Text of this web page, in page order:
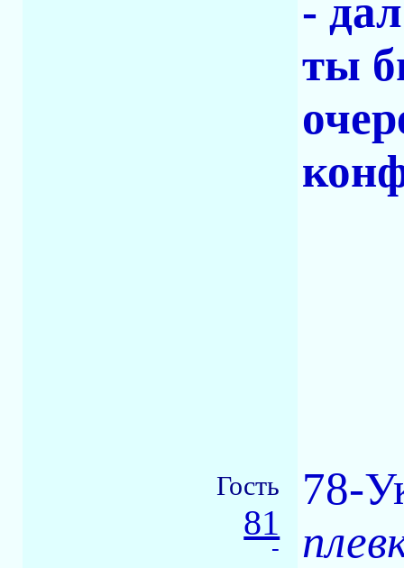
-
ты
Гость
81
-
78-